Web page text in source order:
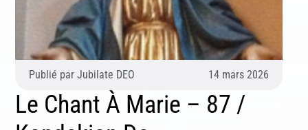
Publié par Jubilate DEO 14 mars 2026
Le Chant À Marie – 87 /